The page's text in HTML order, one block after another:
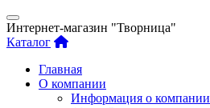
Интернет-магазин "Творница"
Каталог
Главная
О компании
Информация о компании